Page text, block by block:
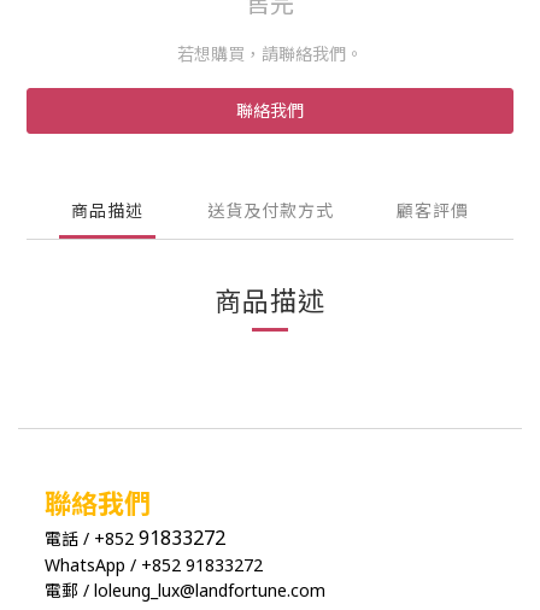
若想購買，請聯絡我們。
聯絡我們
商品描述 送貨及付款方式 顧客評價
商品描述
聯絡我們
電話 / +852 91833272
WhatsApp / +852 91833272
電郵 / loleung_lux@landfortune.com